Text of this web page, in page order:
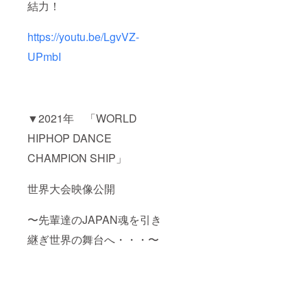
結力！
https://youtu.be/LgvVZ-
UPmbI
▼2021年 「WORLD
HIPHOP DANCE
CHAMPION SHIP」
世界大会映像公開
〜先輩達のJAPAN魂を引き
継ぎ世界の舞台へ・・・〜